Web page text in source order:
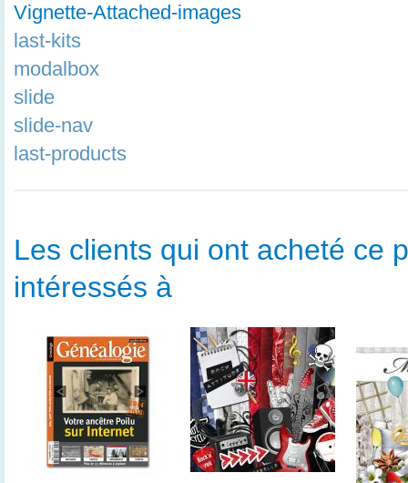
Vignette-Attached-images
last-kits
modalbox
slide
slide-nav
last-products
Les clients qui ont acheté ce
intéressés à